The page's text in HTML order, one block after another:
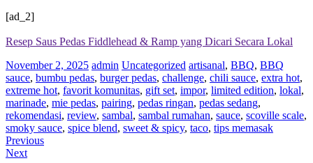
[ad_2]
Resep Saus Pedas Fiddlehead & Ramp yang Dicari Secara Lokal
November 2, 2025 admin Uncategorized artisanal, BBQ, BBQ
sauce, bumbu pedas, burger pedas, challenge, chili sauce, extra hot,
extreme hot, favorit komunitas, gift set, impor, limited edition, lokal,
marinade, mie pedas, pairing, pedas ringan, pedas sedang,
rekomendasi, review, sambal, sambal rumahan, sauce, scoville scale,
smoky sauce, spice blend, sweet & spicy, taco, tips memasak
Previous
Next